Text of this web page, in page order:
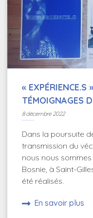
« EXPÉRIENCE.S
TÉMOIGNAGES
8 décembre 2022
Dans la poursuite
transmission du
nous nous
Bosnie, à Saint-
été réalisés.
En savoir plus